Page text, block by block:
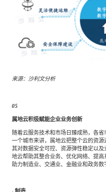
来源：沙利文分析
05
属地云积极赋能企业业务创新
随着云服务技术和市场日臻成熟，各
一个城市来讲，属地云把整个云的资
其对数据安全可控、资源弹性稳定以
地云帮助其整合业务、优化网络、提
助力制造业、交通业、金融业和政务数